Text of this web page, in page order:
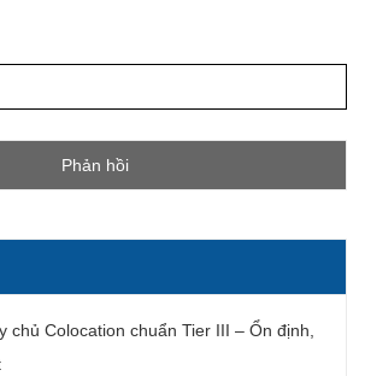
chủ Colocation chuẩn Tier III – Ổn định,